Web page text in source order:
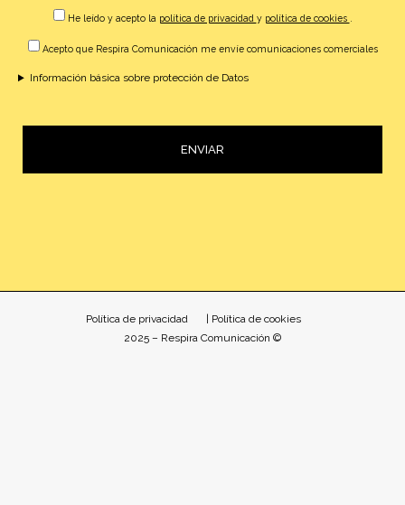
He leído y acepto la política de privacidad y política de cookies
Acepto que Respira Comunicación me envíe comunicaciones comerciales
Información básica sobre protección de Datos
ENVIAR
2025 – Respira Comunicación ©
Política de privacidad | Política de cookies